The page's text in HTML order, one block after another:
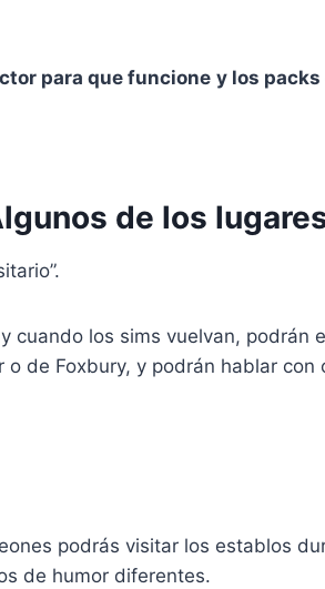
para que funcione y los packs
de los
cuando los sims vuelvan, podrán
de Foxbury, y podrán hablar
podrás visitar los establos
de humor diferentes.